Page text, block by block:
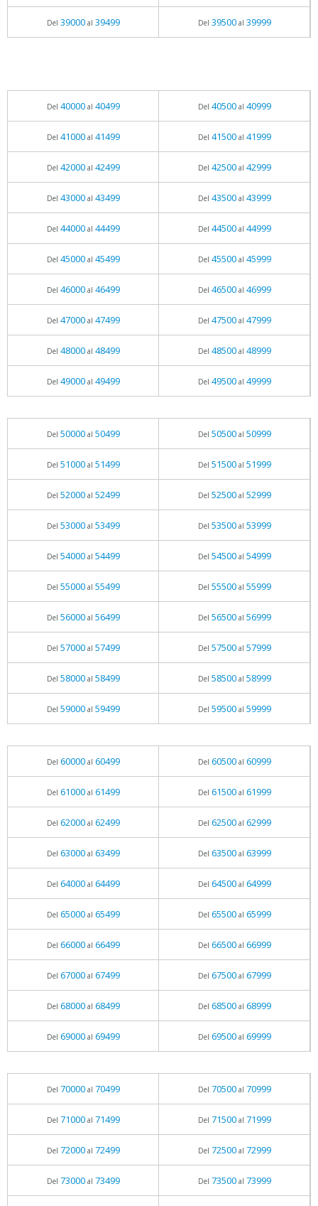
Del 39000al 39499 Del 39500al 39999
Del 40000al 40499 Del 40500al 40999
Del 41000al 41499 Del 41500al 41999
Del 42000al 42499 Del 42500al 42999
Del 43000al 43499 Del 43500al 43999
Del 44000al 44499 Del 44500al 44999
Del 45000al 45499 Del 45500al 45999
Del 46000al 46499 Del 46500al 46999
Del 47000al 47499 Del 47500al 47999
Del 48000al 48499 Del 48500al 48999
Del 49000al 49499 Del 49500al 49999
Del 50000al 50499 Del 50500al 50999
Del 51000al 51499 Del 51500al 51999
Del 52000al 52499 Del 52500al 52999
Del 53000al 53499 Del 53500al 53999
Del 54000al 54499 Del 54500al 54999
Del 55000al 55499 Del 55500al 55999
Del 56000al 56499 Del 56500al 56999
Del 57000al 57499 Del 57500al 57999
Del 58000al 58499 Del 58500al 58999
Del 59000al 59499 Del 59500al 59999
Del 60000al 60499 Del 60500al 60999
Del 61000al 61499 Del 61500al 61999
Del 62000al 62499 Del 62500al 62999
Del 63000al 63499 Del 63500al 63999
Del 64000al 64499 Del 64500al 64999
Del 65000al 65499 Del 65500al 65999
Del 66000al 66499 Del 66500al 66999
Del 67000al 67499 Del 67500al 67999
Del 68000al 68499 Del 68500al 68999
Del 69000al 69499 Del 69500al 69999
Del 70000al 70499 Del 70500al 70999
Del 71000al 71499 Del 71500al 71999
Del 72000al 72499 Del 72500al 72999
Del 73000al 73499 Del 73500al 73999